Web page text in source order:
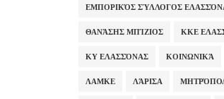
ΕΜΠΟΡΙΚΌΣ ΣΎΛΛΟΓΟΣ
ΘΑΝΆΣΗΣ ΜΠΊΖΙΟΣ ΚΚΕ
ΚΥ ΕΛΑΣΣΌΝΑΣ ΚΟΙΝΩΝΙΚΆ
ΛΑΜΚΕ ΛΆΡΙΣΑ